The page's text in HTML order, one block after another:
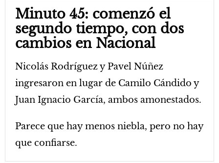
Minuto 45: comenzó el
segundo tiempo, con dos
cambios en Nacional
Nicolás Rodríguez y Pavel Núñez
ingresaron en lugar de Camilo Cándido y
Juan Ignacio García, ambos amonestados.
Parece que hay menos niebla, pero no hay
que confiarse.